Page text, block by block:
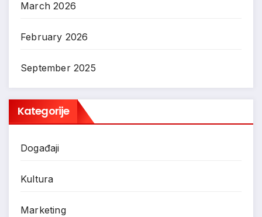
March 2026
February 2026
September 2025
Kategorije
Događaji
Kultura
Marketing